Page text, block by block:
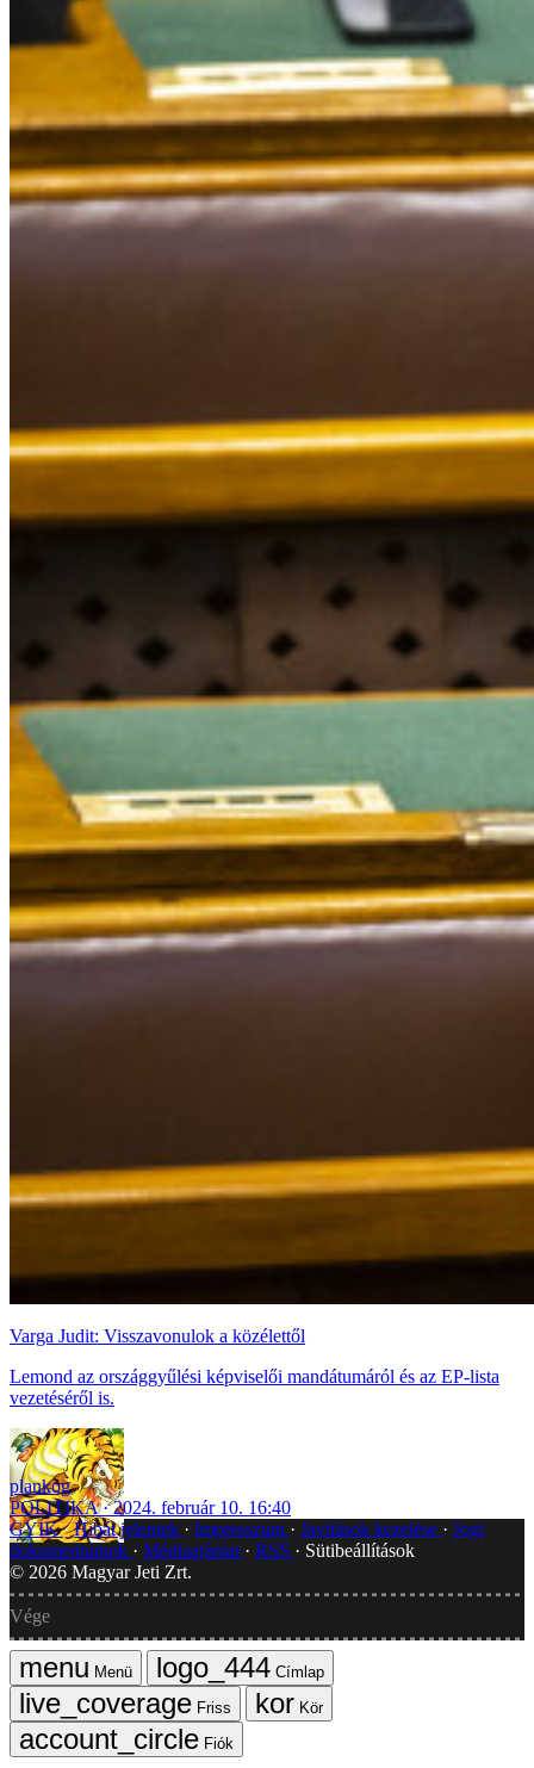
Varga Judit: Visszavonulok a közélettől
Lemond az országgyűlési képviselői mandátumáról és az EP-lista
vezetéséről is.
plankog
POLITIKA
2024. február 10. 16:40
GYIK Hibát jelentek Impresszum Javítások kezelése
Jogi
dokumentumok
Médiaajánlat RSS
Sütibeállítások
© 2026 Magyar Jeti Zrt.
Vége
Menü
Címlap
Friss
Kör
Fiók